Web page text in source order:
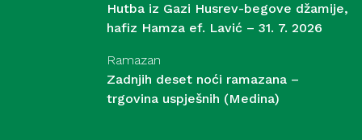
Hutba iz Gazi Husrev-begove džamije,
hafiz Hamza ef. Lavić – 31. 7. 2026
Ramazan
Zadnjih deset noći ramazana –
trgovina uspješnih (Medina)